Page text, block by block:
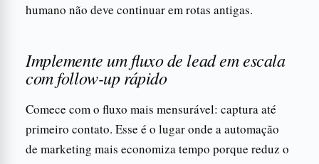
humano não deve continuar em rotas antigas.
Implemente um fluxo de lead em escala
com follow-up rápido
Comece com o fluxo mais mensurável: captura até
primeiro contato. Esse é o lugar onde a automação
de marketing mais economiza tempo porque reduz o